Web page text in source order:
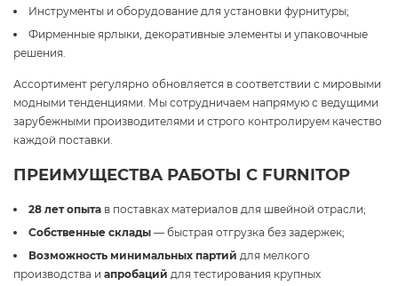
Инструменты и оборудование для установки фурнитуры;
Фирменные ярлыки, декоративные элементы и упаковочные
решения.
Ассортимент регулярно обновляется в соответствии с мировыми
модными тенденциями. Мы сотрудничаем напрямую с ведущими
зарубежными производителями и строго контролируем качество
каждой поставки.
ПРЕИМУЩЕСТВА РАБОТЫ С FURNITOP
28 лет опыта в поставках материалов для швейной отрасли;
Собственные склады — быстрая отгрузка без задержек;
Возможность минимальных партий для мелкого
производства и апробаций для тестирования крупных